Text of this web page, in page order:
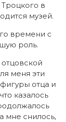
в
музей.
времени с
роль.
меня эти
отца и
казалось
мне снилось,